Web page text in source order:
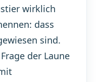
wirklich
dass
sind.
der Laune